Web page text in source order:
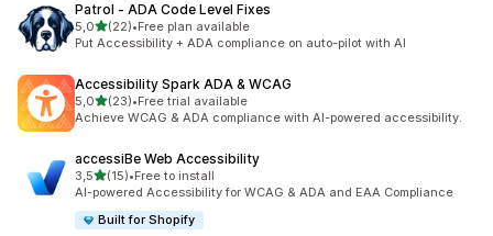
Patrol ‑ ADA Code Level Fixes
5,0stelle su 5
(22)
22 recensioni totali
•Free plan available
Put Accessibility + ADA compliance on auto-pilot with AI
Accessibility Spark ADA & WCAG
5,0stelle su 5
(23)
23 recensioni totali
•Free trial available
Achieve WCAG & ADA compliance with AI-powered accessibility.
accessiBe Web Accessibility
3,5stelle su 5
(15)
15 recensioni totali
•Free to install
AI-powered Accessibility for WCAG & ADA and EAA Compliance
Built for Shopify